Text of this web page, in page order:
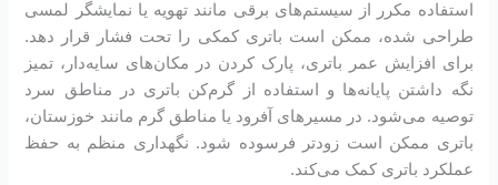
استفاده مکرر از سیستم‌های برقی مانند تهویه یا نمایشگر لمسی
طراحی شده، ممکن است باتری کمکی را تحت فشار قرار دهد.
برای افزایش عمر باتری، پارک کردن در مکان‌های سایه‌دار، تمیز
نگه داشتن پایانه‌ها و استفاده از گرم‌کن باتری در مناطق سرد
توصیه می‌شود. در مسیرهای آفرود یا مناطق گرم مانند خوزستان،
باتری ممکن است زودتر فرسوده شود. نگهداری منظم به حفظ
عملکرد باتری کمک می‌کند.